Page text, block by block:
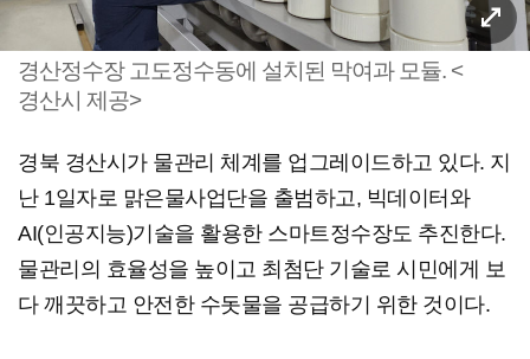
경산정수장 고도정수동에 설치된 막여과 모듈. <
경산시 제공>
경북 경산시가 물관리 체계를 업그레이드하고 있다. 지
난 1일자로 맑은물사업단을 출범하고, 빅데이터와
AI(인공지능)기술을 활용한 스마트정수장도 추진한다.
물관리의 효율성을 높이고 최첨단 기술로 시민에게 보
다 깨끗하고 안전한 수돗물을 공급하기 위한 것이다.